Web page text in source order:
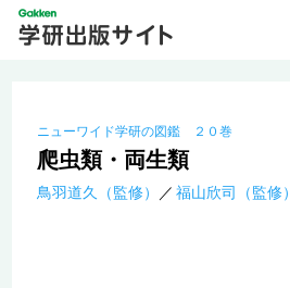
ニューワイド学研の図鑑 ２０巻
爬虫類・両生類
鳥羽道久（監修） 福山欣司（監修）